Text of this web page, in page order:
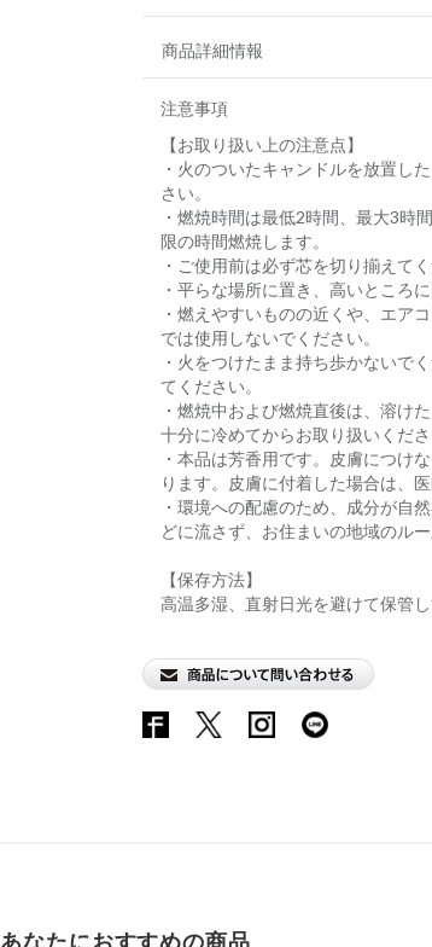
商品詳細情報
注意事項
【お取り扱い上の注意点】
・火のついたキャンドルを放置し
さい。
・燃焼時間は最低2時間、最大3時
限の時間燃焼します。
・ご使用前は必ず芯を切り揃えてく
・平らな場所に置き、高いところ
・燃えやすいものの近くや、エア
では使用しないでください。
・火をつけたまま持ち歩かないで
てください。
・燃焼中および燃焼直後は、溶け
十分に冷めてからお取り扱いくださ
・本品は芳香用です。皮膚につけ
ります。皮膚に付着した場合は、
・環境への配慮のため、成分が自
どに流さず、お住まいの地域のル
【保存方法】
高温多湿、直射日光を避けて保管し
あなたにおすすめの商品